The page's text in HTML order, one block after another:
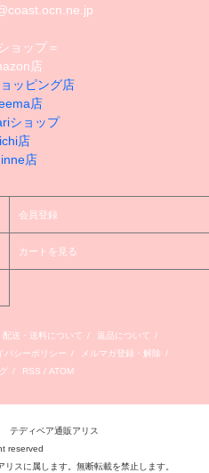
ョップ＝
店
ッピング店
店
ショップ
店
店
会員登録
カートを見る
配送・送料について / 返品について /
バシーポリシー / メルマガ登録・解除 /
/ RSS / ATOM
ディベア通販アリス
reserved
スに属します。無断転載を禁止します。